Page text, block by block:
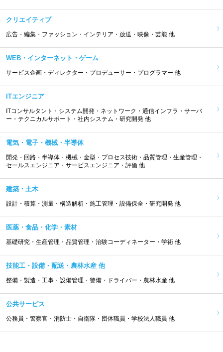
クリエイティブ
広告・編集・ファッション・インテリア・放送・映像・芸能 他
WEB・インターネット・ゲーム
サービス企画・ディレクター・プロデューサー・プログラマー 他
ITエンジニア
ITコンサルタント・システム開発・ネットワーク・通信インフラ・サーバ
ー・テクニカルサポート・社内システム・研究開発 他
電気・電子・機械・半導体
開発・回路・半導体・機械・金型・プロセス技術・品質管理・生産管理・
セールスエンジニア・サービスエンジニア・評価 他
建築・土木
設計・積算・測量・構造解析・施工管理・設備保全・研究開発 他
医薬・食品・化学・素材
基礎研究・生産管理・品質管理・治験コーディネーター・学術 他
技能工・設備・配送・農林水産 他
整備・製造・工事・設備管理・警備・ドライバー・農林水産 他
公共サービス
公務員・警察官・消防士・自衛隊・団体職員・学校法人職員 他